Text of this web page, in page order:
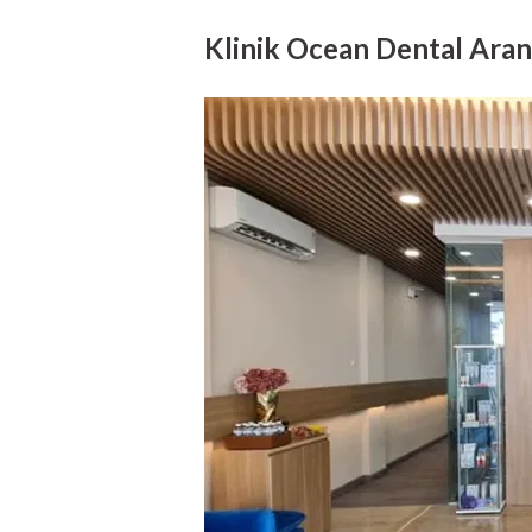
Klinik Ocean Dental